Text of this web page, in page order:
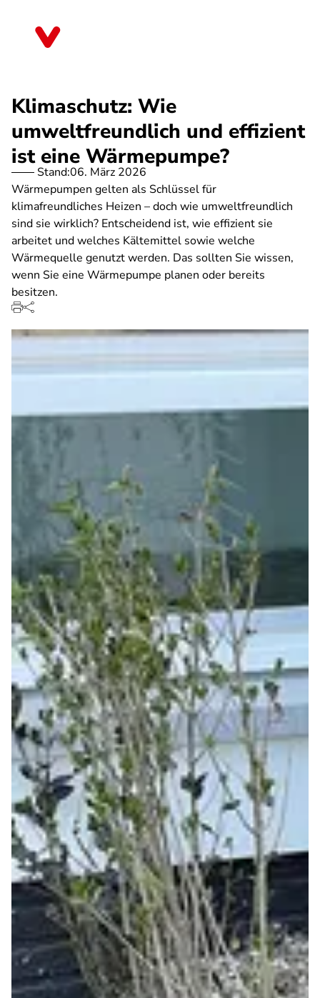
Klimaschutz: Wie
umweltfreundlich und effizient
ist eine Wärmepumpe?
Stand:06. März 2026
Wärmepumpen gelten als Schlüssel für
klimafreundliches Heizen – doch wie umweltfreundlich
sind sie wirklich? Entscheidend ist, wie effizient sie
arbeitet und welches Kältemittel sowie welche
Wärmequelle genutzt werden. Das sollten Sie wissen,
wenn Sie eine Wärmepumpe planen oder bereits
besitzen.